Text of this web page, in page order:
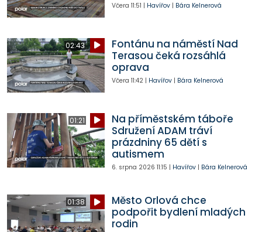
Včera 11:51 | Havířov| Bára Kelnerová
02:43
Fontánu na náměstí Nad
Terasou čeká rozsáhlá
oprava
Včera 11:42| Havířov| Bára Kelnerová
01:21
Na příměstském táboře
Sdružení ADAM tráví
prázdniny 65 dětí s
autismem
6. srpna 2026 11:15 | Havířov| Bára Kelnerová
01:38
Město Orlová chce
podpořit bydlení mladých
rodin